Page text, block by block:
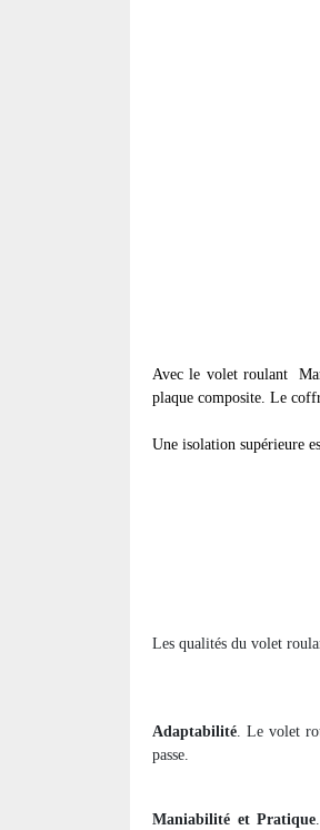
Avec le volet roulant
plaque composite. Le
Une isolation supérieure
Les qualités du volet
Adaptabilité. Le volet
passe.
Maniabilité et Pratique